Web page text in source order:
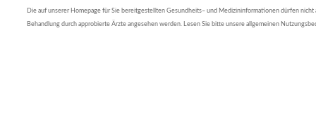
Die auf unserer Homepage für Sie bereitgestellten Gesundheits– und Medizininformationen dürfen nicht
Behandlung durch approbierte Ärzte angesehen werden. Lesen Sie bitte unsere allgemeinen